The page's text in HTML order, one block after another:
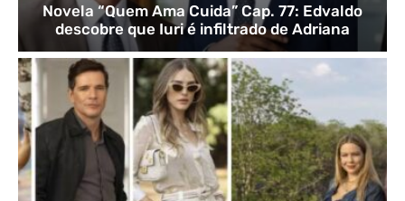
Novela “Quem Ama Cuida” Cap. 77: Edvaldo
descobre que Iuri é infiltrado de Adriana